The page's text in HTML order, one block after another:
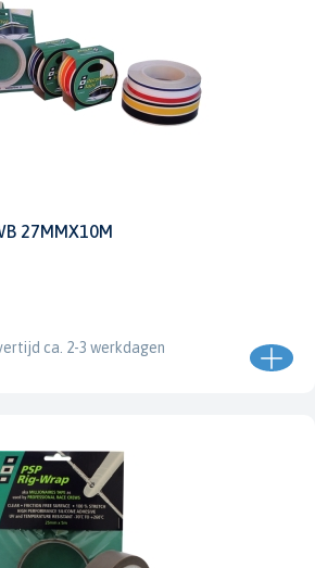
27MMX10M
ca. 2-3 werkdagen